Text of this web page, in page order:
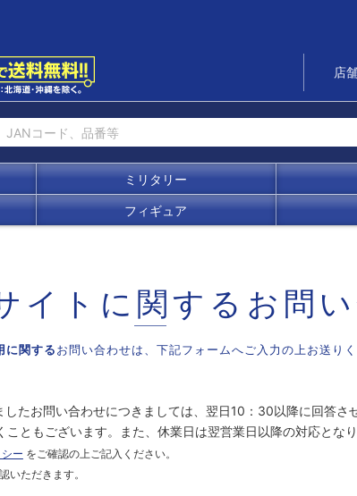
店
ミリタリー
フィギュア
イトに関する お問
に関するお問い合わせは、 下記フォームへご入力の上お送り
たお問い合わせにつきましては、翌日10：30以降に回答さ
ともございます。また、休業日は翌営業日以降の対応とな
ー をご確認の上ご記入ください。
いただきます。